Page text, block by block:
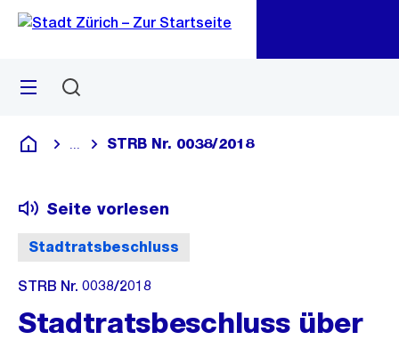
Navigation
Sprunglink
Menü
Deutsch
Blende alle Breadcrumbs ein
STRB Nr. 0038/2018
Stadtratsbeschluss
Seite vorlesen
STRB Nr. 0038/2018
Stadtratsbeschluss über